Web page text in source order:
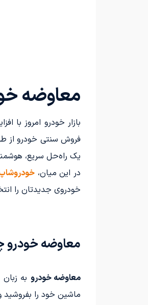
معاوضه
بازار خودرو امروز
فروش سنتی خودرو از
یک راه‌حل سریع،
در این میان،
خودروی جدیدتان را
معاوضه خودرو
معاوضه خودرو به
ماشین خود را